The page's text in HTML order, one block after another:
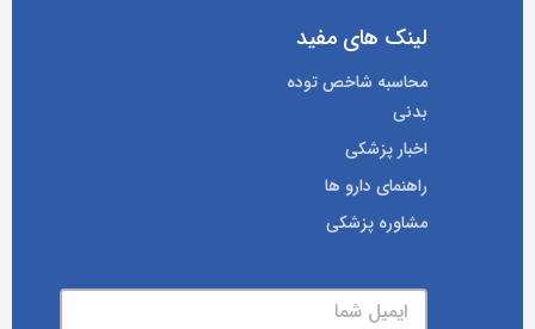
لینک های مفید
محاسبه شاخص توده
بدنی
اخبار پزشکی
راهنمای دارو ها
مشاوره پزشکی